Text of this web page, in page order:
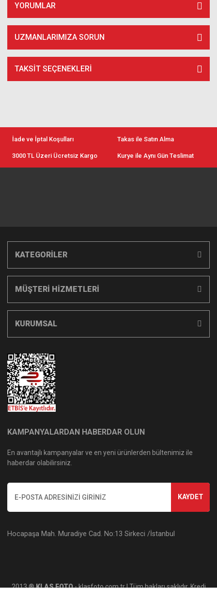
YORUMLAR
UZMANLARIMIZA SORUN
TAKSIT SEÇENEKLERI
İade ve İptal Koşulları Takas ile Satın Alma
3000 TL Üzeri Ücretsiz Kargo Kurye ile Aynı Gün Teslimat
KATEGORİLER
MÜŞTERİ HİZMETLERİ
KURUMSAL
KAMPANYALARDAN HABERDAR OLUN
En avantajlı kampanyalar ve en yeni ürünlerden bültenimiz ile
haberdar olabilirsiniz.
KAYDET
Hocapaşa Mah. Muradiye Cad. No:13 Sirkeci /İstanbul
2013 ®KLAS FOTO- klasfoto.com.tr | Tüm hakları saklıdır. Kredi